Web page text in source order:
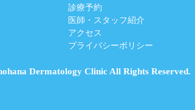
診療予約
医師・スタッフ紹介
アクセス
プライバシーポリシー
Dermatology Clinic All Rights Reserved.